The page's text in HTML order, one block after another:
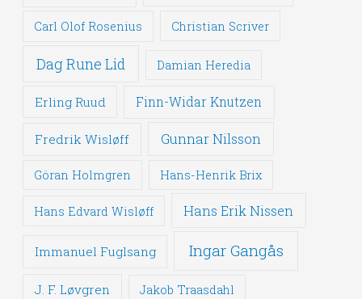
Carl Olof Rosenius Christian Scriver
Dag Rune Lid Damian Heredia
Erling Ruud Finn-Widar Knutzen
Fredrik Wisløff Gunnar Nilsson
Göran Holmgren Hans-Henrik Brix
Hans Edvard Wisløff Hans Erik Nissen
Immanuel Fuglsang Ingar Gangås
J. F. Løvgren Jakob Traasdahl